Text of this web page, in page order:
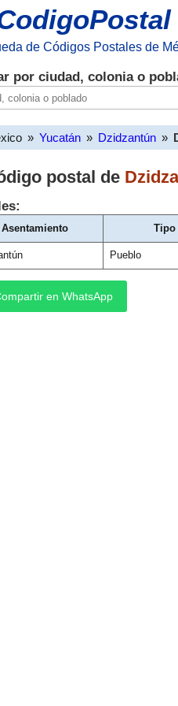
de Códigos Postales de
por ciudad, colonia o
» Yucatán » Dzidzantún »
postal de
Asentamiento Tipo
Pueblo
en WhatsApp